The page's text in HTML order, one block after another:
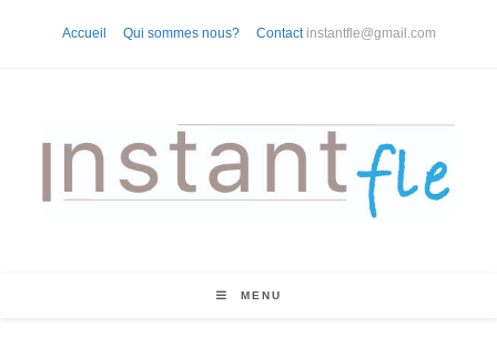
Accueil Qui sommes nous? Contact instantfle@gmail.com
MENU